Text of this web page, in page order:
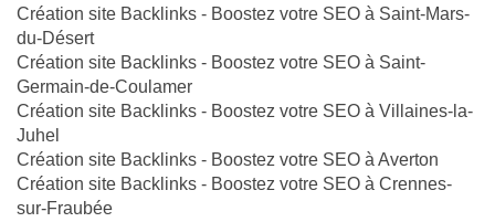
Création site Backlinks - Boostez votre SEO à Saint-Mars-
du-Désert
Création site Backlinks - Boostez votre SEO à Saint-
Germain-de-Coulamer
Création site Backlinks - Boostez votre SEO à Villaines-la-
Juhel
Création site Backlinks - Boostez votre SEO à Averton
Création site Backlinks - Boostez votre SEO à Crennes-
sur-Fraubée